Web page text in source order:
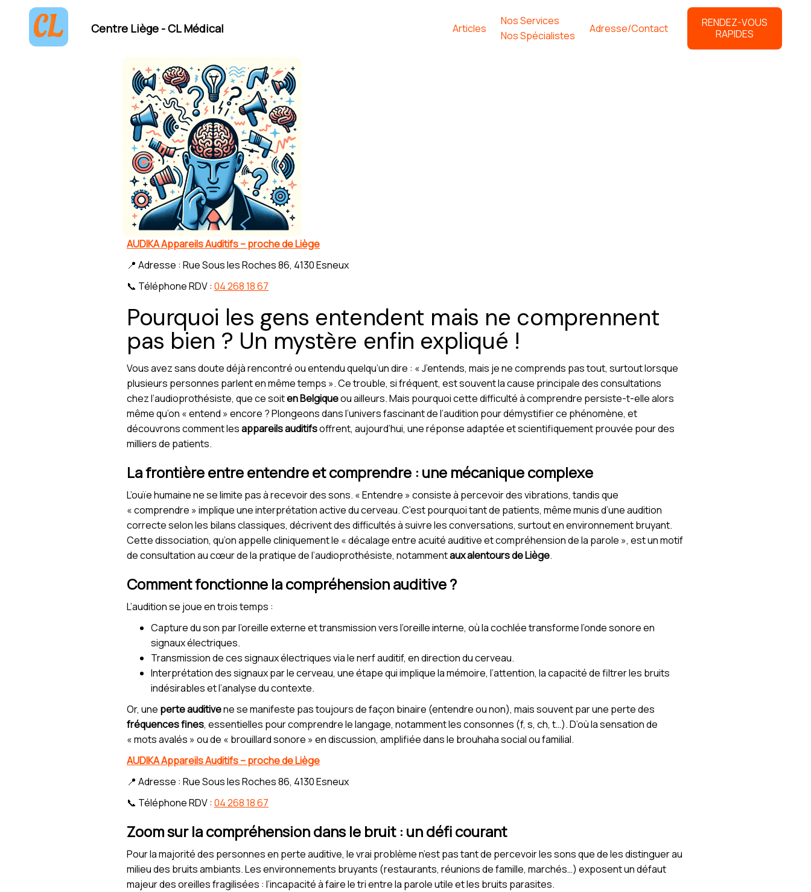
Centre Liège - CL Médical Articles
Nos Services
Nos Spécialistes
Adresse/Contact
RENDEZ-VOUS
RAPIDES
AUDIKA Appareils Auditifs – proche de Liège
📍 Adresse : Rue Sous les Roches 86, 4130 Esneux
📞 Téléphone RDV : 04 268 18 67
Pourquoi les gens entendent mais ne comprennent
pas bien ? Un mystère enfin expliqué !
Vous avez sans doute déjà rencontré ou entendu quelqu’un dire : « J’entends, mais je ne comprends pas tout, surtout lorsque
plusieurs personnes parlent en même temps ». Ce trouble, si fréquent, est souvent la cause principale des consultations
chez l’audioprothésiste, que ce soiten Belgiqueou ailleurs. Mais pourquoi cette difficulté à comprendre persiste-t-elle alors
même qu’on « entend » encore ? Plongeons dans l’univers fascinant de l’audition pour démystifier ce phénomène, et
découvrons comment lesappareils auditifsoffrent, aujourd’hui, une réponse adaptée et scientifiquement prouvée pour des
milliers de patients.
La frontière entre entendre et comprendre : une mécanique complexe
L’ouïe humaine ne se limite pas à recevoir des sons. « Entendre » consiste à percevoir des vibrations, tandis que
« comprendre » implique une interprétation active du cerveau. C’est pourquoi tant de patients, même munis d’une audition
correcte selon les bilans classiques, décrivent des difficultés à suivre les conversations, surtout en environnement bruyant.
Cette dissociation, qu’on appelle cliniquement le « décalage entre acuité auditive et compréhension de la parole », est un motif
de consultation au cœur de la pratique de l’audioprothésiste, notammentaux alentours de Liège.
Comment fonctionne la compréhension auditive ?
L’audition se joue en trois temps :
Capture du son par l’oreille externe et transmission vers l’oreille interne, où la cochlée transforme l’onde sonore en
signaux électriques.
Transmission de ces signaux électriques via le nerf auditif, en direction du cerveau.
Interprétation des signaux par le cerveau, une étape qui implique la mémoire, l’attention, la capacité de filtrer les bruits
indésirables et l’analyse du contexte.
Or, une perte auditivene se manifeste pas toujours de façon binaire (entendre ou non), mais souvent par une perte des
fréquences fines, essentielles pour comprendre le langage, notamment les consonnes (f, s, ch, t…). D’où la sensation de
« mots avalés » ou de « brouillard sonore » en discussion, amplifiée dans le brouhaha social ou familial.
AUDIKA Appareils Auditifs – proche de Liège
📍 Adresse : Rue Sous les Roches 86, 4130 Esneux
📞 Téléphone RDV : 04 268 18 67
Zoom sur la compréhension dans le bruit : un défi courant
Pour la majorité des personnes en perte auditive, le vrai problème n’est pas tant de percevoir les sons que de les distinguer au
milieu des bruits ambiants. Les environnements bruyants (restaurants, réunions de famille, marchés…) exposent un défaut
majeur des oreilles fragilisées : l’incapacité à faire le tri entre la parole utile et les bruits parasites.